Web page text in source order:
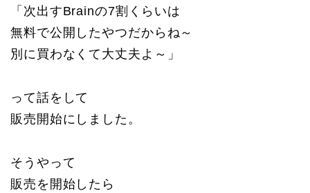
「次出すBrainの7割くらいは
無料で公開したやつだからね～
別に買わなくて大丈夫よ～」
って話をして
販売開始にしました。
そうやって
販売を開始したら